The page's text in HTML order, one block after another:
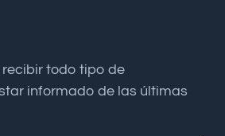
todo tipo de
informado de las últimas